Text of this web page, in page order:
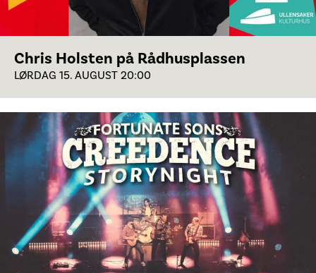
Chris Holsten på Rådhusplassen
LØRDAG 15. AUGUST 20:00